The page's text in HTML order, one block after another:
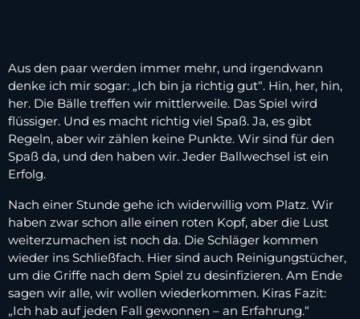
Aus den paar werden immer mehr, und irgendwann
denke ich mir sogar: „Ich bin ja richtig gut“. Hin, her, hin,
her. Die Bälle treffen wir mittlerweile. Das Spiel wird
flüssiger. Und es macht richtig viel Spaß. Ja, es gibt
Regeln, aber wir zählen keine Punkte. Wir sind für den
Spaß da, und den haben wir. Jeder Ballwechsel ist ein
Erfolg.
Nach einer Stunde gehe ich widerwillig vom Platz. Wir
haben zwar schon alle einen roten Kopf, aber die Lust
weiterzumachen ist noch da. Die Schläger kommen
wieder ins Schließfach. Hier sind auch Reinigungstücher,
um die Griffe nach dem Spiel zu desinfizieren. Am Ende
sagen wir alle, wir wollen wiederkommen. Kiras Fazit:
„Ich hab auf jeden Fall gewonnen – an Erfahrung.“